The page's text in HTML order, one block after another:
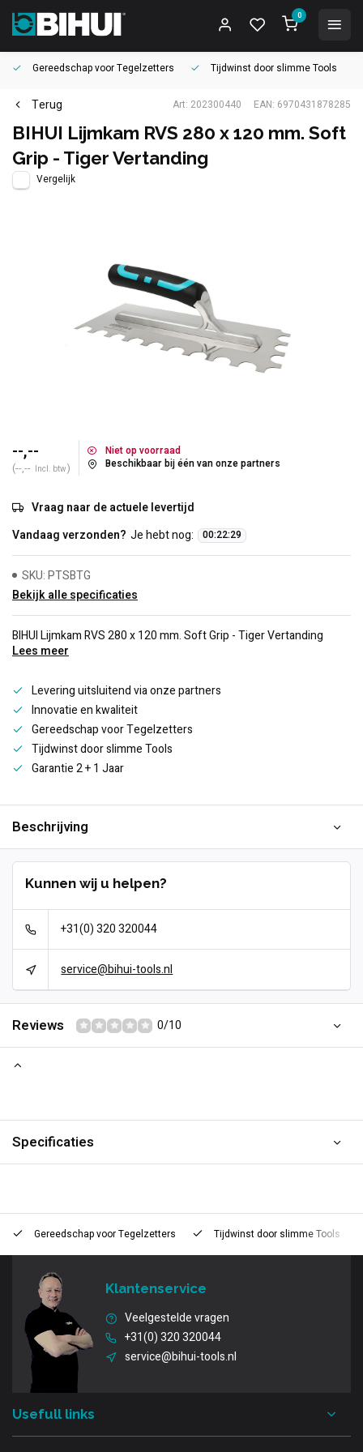
0
Gereedschap voorTegelzetters Tijdwinst door slimme Tools
Terug Art: 202300440 EAN: 6970431878285
BIHUI Lijmkam RVS 280 x 120 mm. Soft
Grip - Tiger Vertanding
Vergelijk
--,--
(--,-- Incl. btw)
Niet op voorraad
Beschikbaar bij één van onze partners
Vraag naar de actuele levertijd
Vandaag verzonden? Je hebt nog: 00:22:29
SKU: PTSBTG
Bekijk alle specificaties
BIHUI Lijmkam RVS 280 x 120 mm. Soft Grip - Tiger Vertanding
Lees meer
Levering uitsluitend via onze partners
Innovatie en kwaliteit
Gereedschap voor Tegelzetters
Tijdwinst door slimme Tools
Garantie 2 + 1 Jaar
Beschrijving
Kunnen wij u helpen?
+31(0) 320 320044
service@bihui-tools.nl
Reviews 0/10
Specificaties
Gereedschap voorTegelzetters Tijdwinst door slimme Tools
Klantenservice
Veelgestelde vragen
+31(0) 320 320044
service@bihui-tools.nl
Usefull links